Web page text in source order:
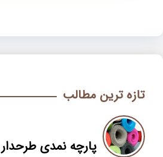
تازه ترین مطالب